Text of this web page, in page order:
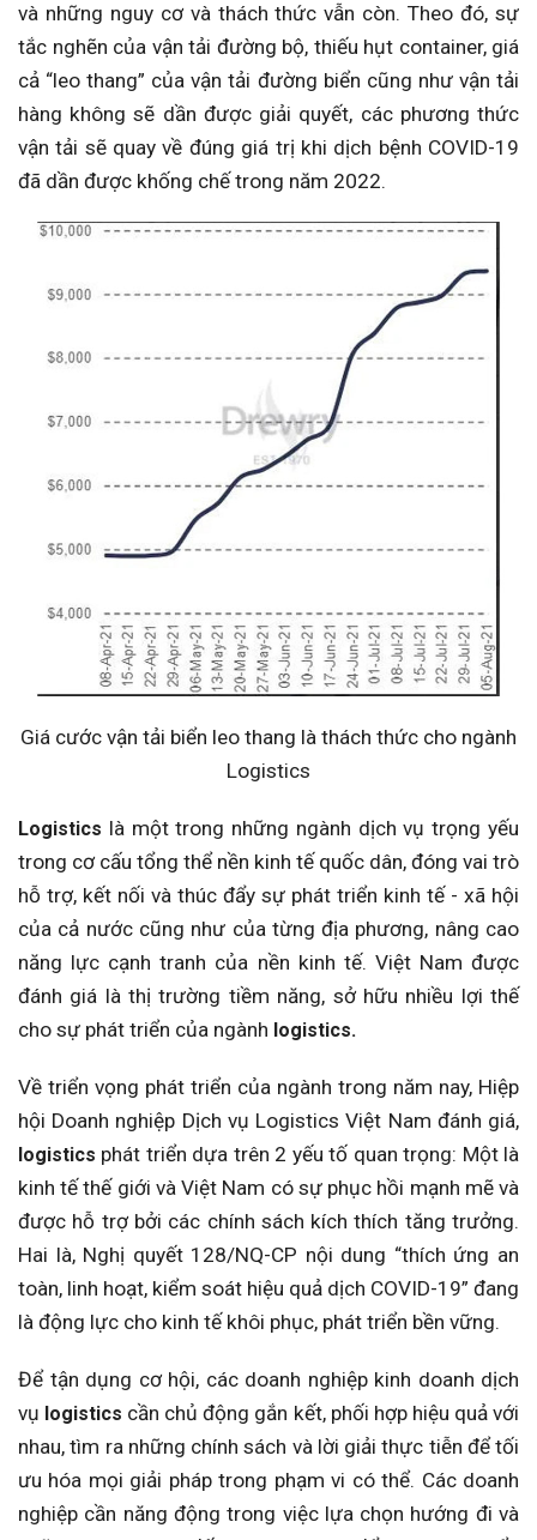
và những nguy cơ và thách thức vẫn còn. Theo đó, sự
tắc nghẽn của vận tải đường bộ, thiếu hụt container, giá
cả “leo thang” của vận tải đường biển cũng như vận tải
hàng không sẽ dần được giải quyết, các phương thức
vận tải sẽ quay về đúng giá trị khi dịch bệnh COVID-19
đã dần được khống chế trong năm 2022.
Giá cước vận tải biển leo thang là thách thức cho ngành
Logistics
Logistics là một trong những ngành dịch vụ trọng yếu
trong cơ cấu tổng thể nền kinh tế quốc dân, đóng vai trò
hỗ trợ, kết nối và thúc đẩy sự phát triển kinh tế - xã hội
của cả nước cũng như của từng địa phương, nâng cao
năng lực cạnh tranh của nền kinh tế. Việt Nam được
đánh giá là thị trường tiềm năng, sở hữu nhiều lợi thế
cho sự phát triển của ngành logistics.
Về triển vọng phát triển của ngành trong năm nay, Hiệp
hội Doanh nghiệp Dịch vụ Logistics Việt Nam đánh giá,
logistics phát triển dựa trên 2 yếu tố quan trọng: Một là
kinh tế thế giới và Việt Nam có sự phục hồi mạnh mẽ và
được hỗ trợ bởi các chính sách kích thích tăng trưởng.
Hai là, Nghị quyết 128/NQ-CP nội dung “thích ứng an
toàn, linh hoạt, kiểm soát hiệu quả dịch COVID-19” đang
là động lực cho kinh tế khôi phục, phát triển bền vững.
Để tận dụng cơ hội, các doanh nghiệp kinh doanh dịch
vụ logistics cần chủ động gắn kết, phối hợp hiệu quả với
nhau, tìm ra những chính sách và lời giải thực tiễn để tối
ưu hóa mọi giải pháp trong phạm vi có thể. Các doanh
nghiệp cần năng động trong việc lựa chọn hướng đi và